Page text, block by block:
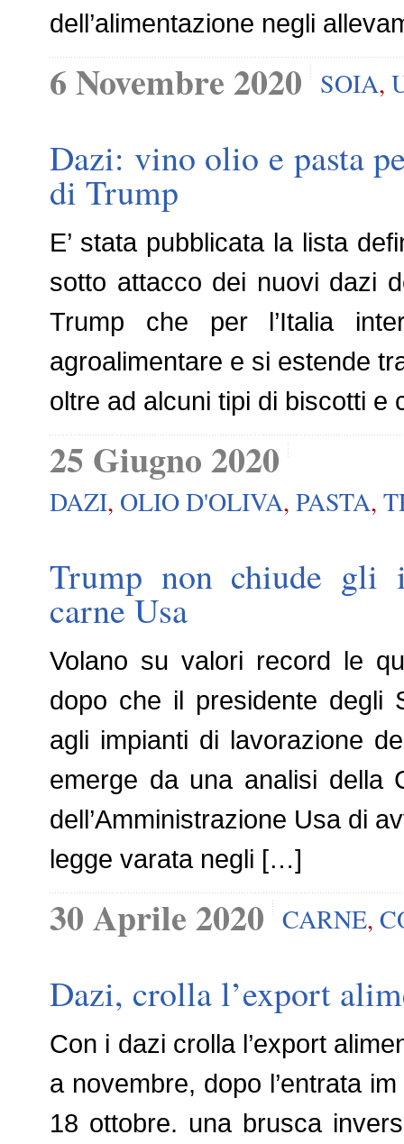
dell’alimentazione negli
6 Novembre 2020 SOIA,
Dazi: vino olio e pasta
di Trump
E’ stata pubblicata la lista
sotto attacco dei nuovi dazi
Trump che per l’Italia
agroalimentare e si estende
oltre ad alcuni tipi di biscotti
25 Giugno 2020
DAZI, OLIO D'OLIVA, PASTA,
Trump non chiude gli
carne Usa
Volano su valori record le
dopo che il presidente degli
agli impianti di lavorazione
emerge da una analisi della
dell’Amministrazione Usa di
legge varata negli […]
30 Aprile 2020 CARNE,
Dazi, crolla l’export
Con i dazi crolla l’export
a novembre, dopo l’entrata
18 ottobre. una brusca